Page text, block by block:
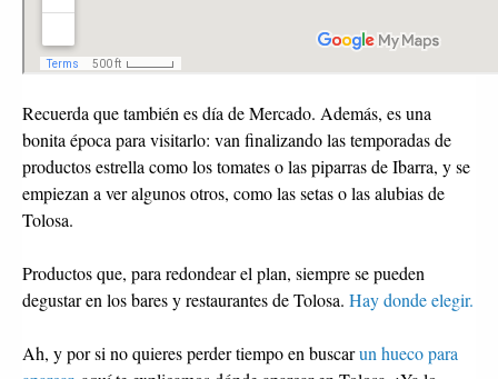
Recuerda que también es día de Mercado. Además, es una
bonita época para visitarlo: van finalizando las temporadas de
productos estrella como los tomates o las piparras de Ibarra, y se
empiezan a ver algunos otros, como las setas o las alubias de
Tolosa.
Productos que, para redondear el plan, siempre se pueden
degustar en los bares y restaurantes de Tolosa. Hay donde elegir.
Ah, y por si no quieres perder tiempo en buscarun hueco para